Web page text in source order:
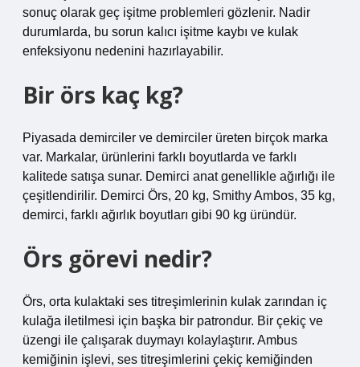
sonuç olarak geç işitme problemleri gözlenir. Nadir
durumlarda, bu sorun kalıcı işitme kaybı ve kulak
enfeksiyonu nedenini hazırlayabilir.
Bir örs kaç kg?
Piyasada demirciler ve demirciler üreten birçok marka
var. Markalar, ürünlerini farklı boyutlarda ve farklı
kalitede satışa sunar. Demirci anat genellikle ağırlığı ile
çeşitlendirilir. Demirci Örs, 20 kg, Smithy Ambos, 35 kg,
demirci, farklı ağırlık boyutları gibi 90 kg üründür.
Örs görevi nedir?
Örs, orta kulaktaki ses titreşimlerinin kulak zarından iç
kulağa iletilmesi için başka bir patrondur. Bir çekiç ve
üzengi ile çalışarak duymayı kolaylaştırır. Ambus
kemiğinin işlevi, ses titreşimlerini çekiç kemiğinden